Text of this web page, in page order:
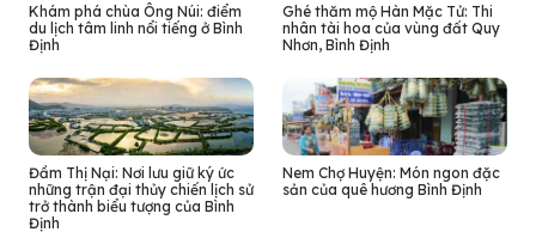
Khám phá chùa Ông Núi: điểm
du lịch tâm linh nổi tiếng ở Bình
Định
Ghé thăm mộ Hàn Mặc Tử: Thi
nhân tài hoa của vùng đất Quy
Nhơn, Bình Định
Đầm Thị Nại: Nơi lưu giữ ký ức
những trận đại thủy chiến lịch sử
trở thành biểu tượng của Bình
Định
Nem Chợ Huyện: Món ngon đặc
sản của quê hương Bình Định